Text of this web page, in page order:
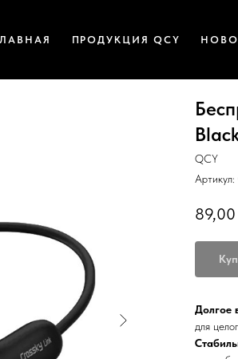
ПРОДУКЦИЯ QCY
QCY
Артикул:
89,00
Долгое
для